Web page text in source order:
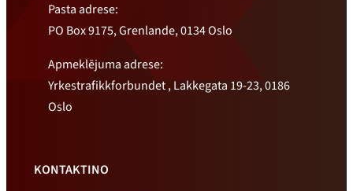
Pasta adrese:
PO Box 9175, Grenlande, 0134 Oslo
Apmeklējuma adrese:
Yrkestrafikkforbundet , Lakkegata 19-23, 0186
Oslo
KONTAKTINO